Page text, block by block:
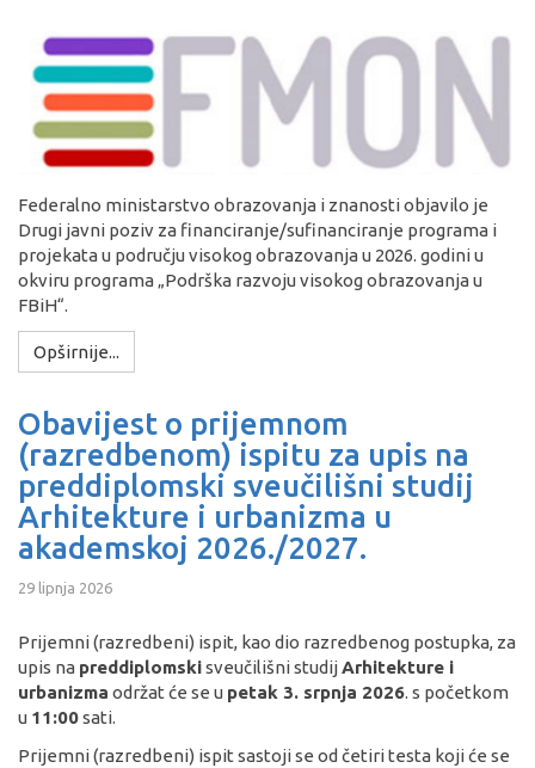
Federalno ministarstvo obrazovanja i znanosti objavilo je
Drugi javni poziv za financiranje/sufinanciranje programa i
projekata u području visokog obrazovanja u 2026. godini u
okviru programa „Podrška razvoju visokog obrazovanja u
FBiH“.
Opširnije...
Obavijest o prijemnom
(razredbenom) ispitu za upis na
preddiplomski sveučilišni studij
Arhitekture i urbanizma u
akademskoj 2026./2027.
29 lipnja 2026
Prijemni (razredbeni) ispit, kao dio razredbenog postupka, za
upis na preddiplomskisveučilišni studijArhitekture i
urbanizma održat će se u petak 3. srpnja 2026. s početkom
u 11:00sati.
Prijemni (razredbeni) ispit sastoji se od četiri testa koji će se